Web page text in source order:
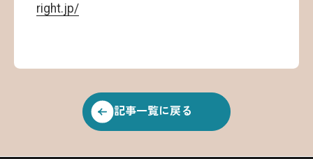
right.jp/
記事一覧に戻る